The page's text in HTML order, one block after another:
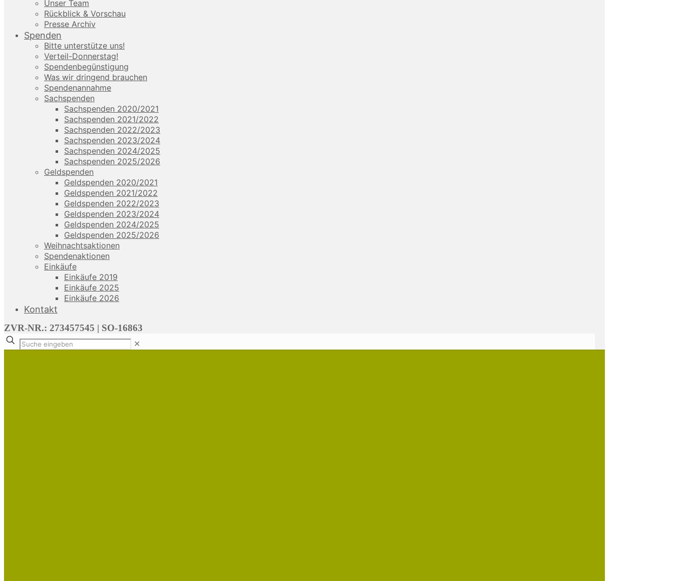
Unser Team
Rückblick & Vorschau
Presse Archiv
Spenden
Bitte unterstütze uns!
Verteil-Donnerstag!
Spendenbegünstigung
Was wir dringend brauchen
Spendenannahme
Sachspenden
Sachspenden 2020/2021
Sachspenden 2021/2022
Sachspenden 2022/2023
Sachspenden 2023/2024
Sachspenden 2024/2025
Sachspenden 2025/2026
Geldspenden
Geldspenden 2020/2021
Geldspenden 2021/2022
Geldspenden 2022/2023
Geldspenden 2023/2024
Geldspenden 2024/2025
Geldspenden 2025/2026
Weihnachtsaktionen
Spendenaktionen
Einkäufe
Einkäufe 2019
Einkäufe 2025
Einkäufe 2026
Kontakt
ZVR-NR.: 273457545 | SO-16863
✕